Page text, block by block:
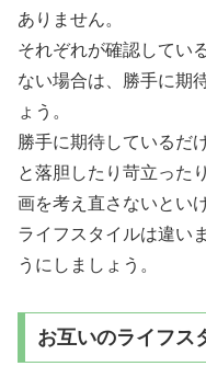
ありません。
それぞれが確認してい
ない場合は、勝手に期
ょう。
勝手に期待しているだ
と落胆したり苛立った
画を考え直さないとい
ライフスタイルは違い
うにしましょう。
お互いのライフス